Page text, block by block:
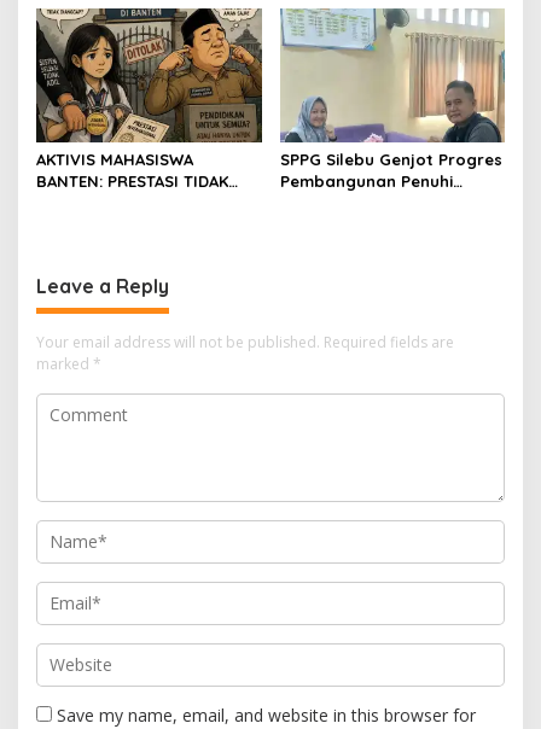
TEGAS
SerangPost.com, mengajak
seluruh jajaran untuk terus
meningkatkan
profesionalisme dalam
menjalankan tugas
jurnalistik
AKTIVIS MAHASISWA
BANTEN: PRESTASI TIDAK
SPPG Silebu Genjot Progres
Pembangunan Penuhi
Leave a Reply
Your email address will not be published. Required fields are
marked *
Save my name, email, and website in this browser for